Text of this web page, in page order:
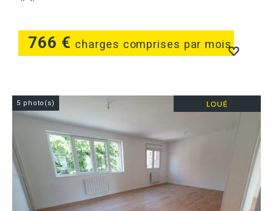
766 € charges comprises par mois
5 photo(s)